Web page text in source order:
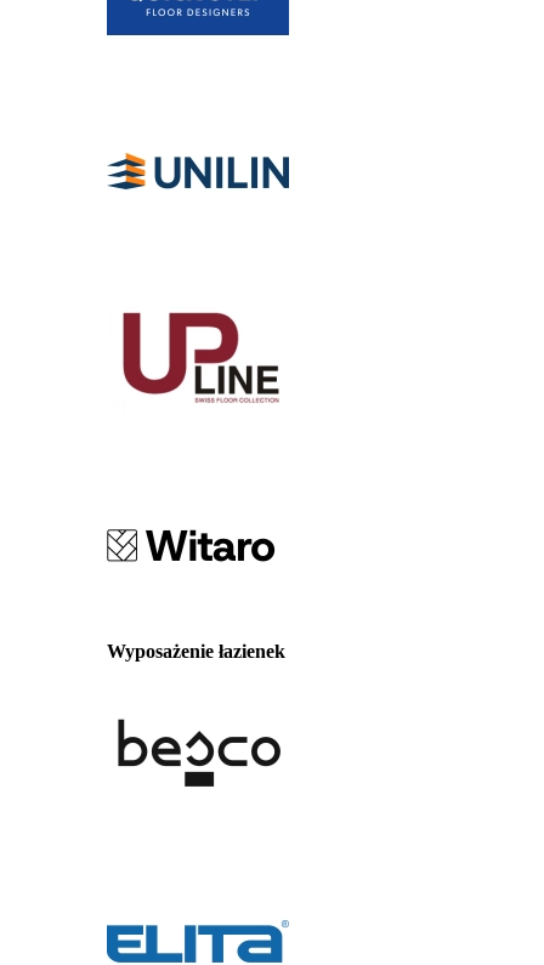
Wyposażenie łazienek